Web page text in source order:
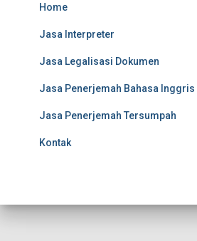
Home
Jasa Interpreter
Jasa Legalisasi Dokumen
Jasa Penerjemah Bahasa Inggris
Jasa Penerjemah Tersumpah
Kontak